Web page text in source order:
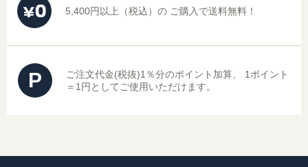
5,400円以上（税込）の ご購入で送料無料！
P ご注文代金(税抜)1％分のポイント加算、
1ポイント
＝1円としてご使用いただけます。